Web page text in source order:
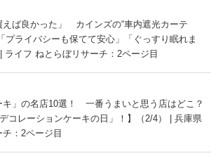
えば良かった」 カインズの“車内遮光カーテ
ライバシーも保てて安心」「ぐっすり眠れま
ライフ ねとらぼリサーチ：2ページ目
キ」の名店10選！ 一番うまいと思う店はどこ？
デコレーションケーキの日」！】（2/4） | 兵庫県
：2ページ目